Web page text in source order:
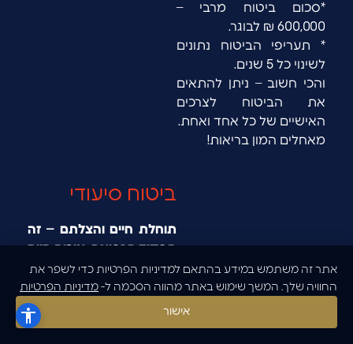
*סכום ביטוח מרבי –
600,000 ₪ לבוגר.
* תעריפי הביטוח נתונים
לשינוי כל 5 שנים.
והכי חשוב – ניתן להתאים
את הביטוח לצרכים
האישיים של כל אחד ואחת.
מאחלים המון בריאות!
ביטוח סיעודי
תוחלת חיים והצלתם – זה
תפקיד הרפואה. איכות חיים
– זה התפקיד שלנו.
החיים המודרניים מציבים
אותנו במצבים אבסורדיים –
מצד אחד הרפואה מאריכה
אתר זה משתמש במידע בהתאם למדיניות הפרטיות כדי לשפר את
החוויה שלך. המשך שימוש באתר מהווה הסכמה ל- מדיניות הפרטיות
אישור